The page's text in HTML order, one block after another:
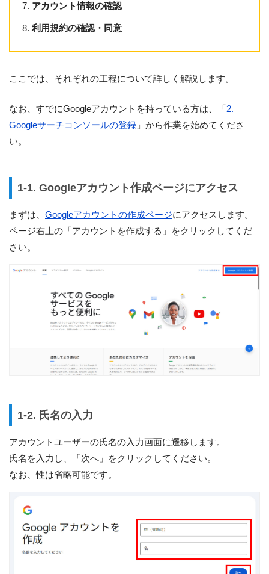
アカウント情報の確認
利用規約の確認・同意
ここでは、それぞれの工程について詳しく解説します。
なお、すでにGoogleアカウントを持っている方は、「2.
Googleサーチコンソールの登録 」から作業を始めてくださ
い。
1-1. Googleアカウント作成ページにアクセス
まずは、 Googleアカウントの作成ページにアクセスします。
ページ右上の「アカウントを作成する」をクリックしてくだ
さい。
1-2. 氏名の入力
アカウントユーザーの氏名の入力画面に遷移します。
氏名を入力し、「次へ」をクリックしてください。
なお、性は省略可能です。